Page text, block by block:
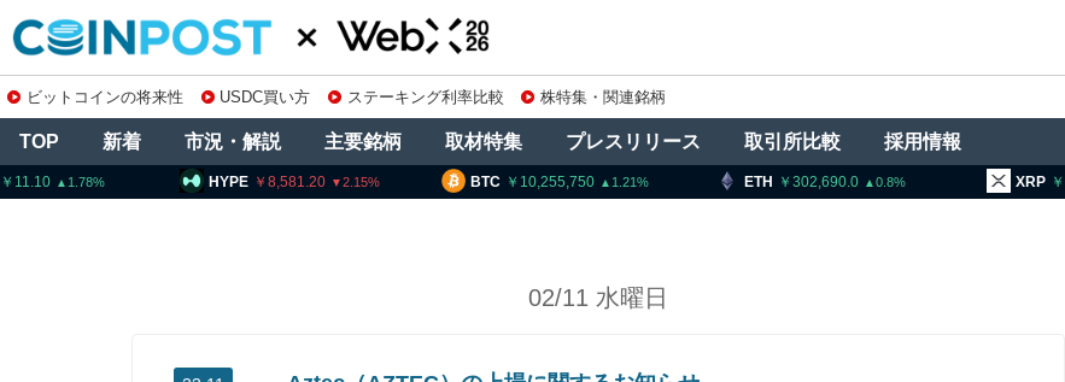
ビットコインの将来性 USDC買い方 ステーキング利率比較 株特集・関連銘柄
TOP 新着 市況・解説 主要銘柄 取材特集 プレスリリース 取引所比較 採用情報
BTC 10,255,750 1.21 ETH 302,690.0 0.8 XRP
11.10 1.78 HYPE 8,581.20 2.15
02/11 水曜日